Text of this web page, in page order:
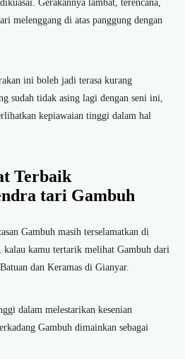
Gerakannya lambat, terencana,
melenggang di atas panggung dengan
ini boleh jadi terasa kurang
sudah tidak asing lagi dengan seni ini,
kepiawaian tinggi dalam hal
Terbaik
tari Gambuh
Gambuh masih terselamatkan di
kalau kamu tertarik melihat Gambuh dari
dan Keramas di Gianyar.
dalam melestarikan kesenian
Gambuh dimainkan sebagai